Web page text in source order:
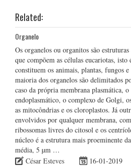
Related:
Organelo
Os organelos ou organitos são
que compõem as células eucariotas, isto
constituem os animais, plantas, fungos
maioria dos organelos são delimitados
caso da própria membrana plasmática,
endoplasmático, o complexo de Golgi,
as mitocôndrias e os cloroplastos. Já
envolvidos por qualquer membrana,
ribossomas livres do citosol e os
núcleo é a estrutura mais proeminente
média, 5 µm …
César Esteves
16-01-2019